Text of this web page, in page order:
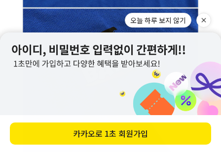
오늘 하루 보지 않기
카카오로 1초 회원가입